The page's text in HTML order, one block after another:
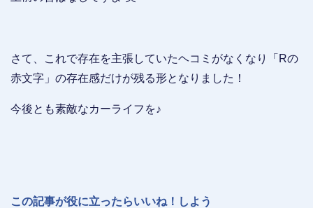
さて、これで存在を主張していたヘコミがなくなり「Rの
赤文字」の存在感だけが残る形となりました！
今後とも素敵なカーライフを♪
この記事が役に立ったらいいね！しよう